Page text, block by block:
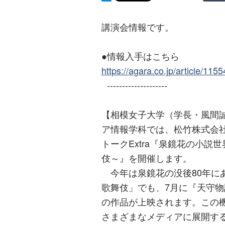
講演会情報です。
●情報入手はこちら
https://agara.co.jp/article/
--------------------
【相模女子大学（学長・風
ア情報学科では、松竹株式会
トークExtra『泉鏡花の小説
伎～』を開催します。
今年は泉鏡花の没後80年に
歌舞伎」でも、7月に『天守
の作品が上映されます。この
さまざまなメディアに展開す